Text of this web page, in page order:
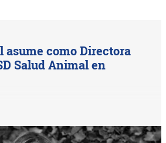
asume como Directora
Salud Animal en